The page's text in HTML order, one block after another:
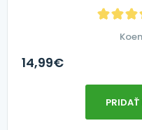
14,99€